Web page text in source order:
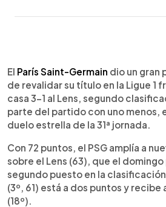
► Escuchar artículo
El París Saint-Germain dio un gran
de revalidar su título en la Ligue 1
casa 3-1 al Lens, segundo
parte del partido con uno menos,
duelo estrella de la 31ª jornada.
Con 72 puntos, el PSG amplía a
sobre el Lens (63), que el
segundo puesto en la
(3º, 61) está a dos puntos y
(18º).